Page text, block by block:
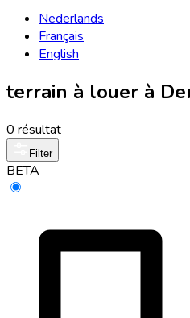
Nederlands
Français
English
terrain à louer à
0 résultat
Filter
BETA